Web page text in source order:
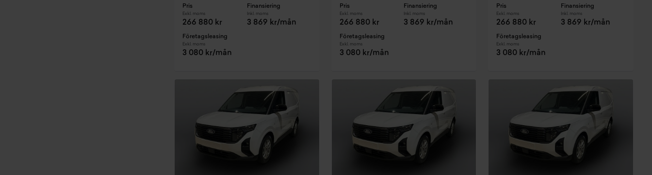
Pris
Exkl. moms
266 880 kr
Finansiering
Inkl. moms
3 869 kr/mån
Företagsleasing
Exkl. moms
3 080 kr/mån
Pris
Exkl. moms
266 880 kr
Finansiering
Inkl. moms
3 869 kr/mån
Företagsleasing
Exkl. moms
3 080 kr/mån
Pris
Exkl. moms
266 880 kr
Finansiering
Inkl. moms
3 869 kr/mån
Företagsleasing
Exkl. moms
3 080 kr/mån